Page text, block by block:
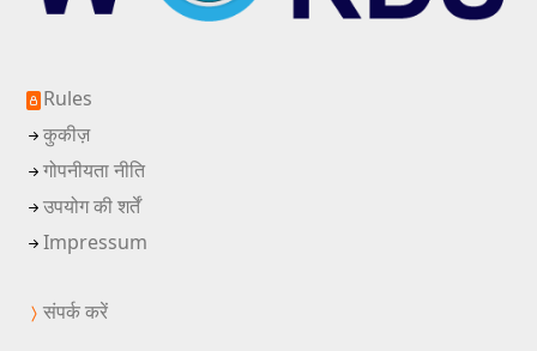
Rules
कुकीज़
गोपनीयता नीति
उपयोग की शर्तें
Impressum
संपर्क करें